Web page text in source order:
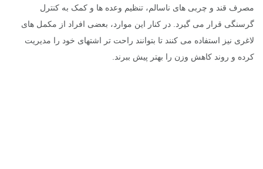
مصرف قند و چربی های ناسالم، تنظیم وعده ها و کمک به کنترل
گرسنگی قرار می گیرد. در کنار این موارد، بعضی افراد از مکمل های
لاغری نیز استفاده می کنند تا بتوانند راحت تر اشتهای خود را مدیریت
کرده و روند کاهش وزن را بهتر پیش ببرند.